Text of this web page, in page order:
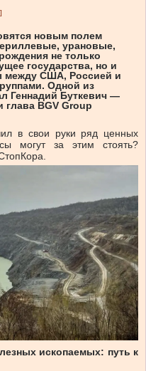
]
новым полем
урановые,
не только
государства, но и
между США, Россией и
Одной из
Геннадий Буткевич —
BGV Group
в свои руки ряд ценных
могут за этим стоять?
ископаемых: путь к